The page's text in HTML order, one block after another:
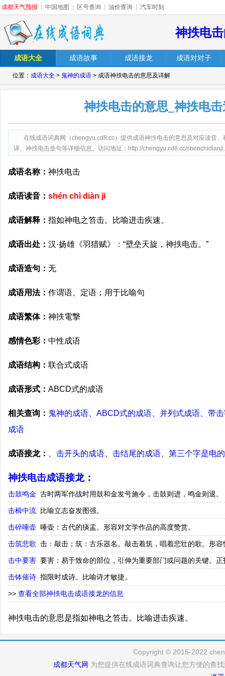
成都天气预报 中国地图 区号查询 油价查询 汽车时刻
神抶电
成语大全 成语故事 成语接龙 成语对对子
位置： 成语大全 > 鬼神的成语 > 成语神抶电击的意思及详解
神抶电击的意思_神抶电
在线成语词典网（chengyu.cd8.cc）提供成语神抶电击的意思及对应读音
译、神抶电击造句等详细信息。访问地址：http://chengyu.cd8.cc/
成语名称： 神抶电击
成语读音： shén chì diàn jī
成语解释： 指如神电之笞击。比喻进击疾速。
成语出处： 汉·扬雄《羽猎赋》：“壁垒天旋，神抶电击。”
成语造句： 无
成语用法： 作谓语、定语；用于比喻句
成语繁体： 神抶電撃
感情色彩： 中性成语
成语结构： 联合式成语
成语形式： ABCD式的成语
相关查询： 鬼神的成语 ABCD式的成语 并列式成语
带
成语
成语接龙： 击开头的成语 击结尾的成语 第三个字是电
神抶电击成语接龙：
击鼓鸣金 古时两军作战时用鼓和金发号施令，击鼓则进，鸣金则退。
击楫中流 比喻立志奋发图强。
击碎唾壶 唾壶：古代的痰盂。形容对文学作品的高度赞赏。
击筑悲歌 击：敲击；筑：古乐器名。敲击着筑，唱着悲壮的歌。形容
击中要害 要害：易于致命的部位，引伸为重要部门或问题的关键。
击钵催诗 指限时成诗。比喻诗才敏捷。
>> 查看全部神抶电击成语接龙的信息
神抶电击的意思是指如神电之笞击。比喻进击疾速。
Copyright © 2015-2022
成都天气网 为您提供在线成语词典查询让您方便的查